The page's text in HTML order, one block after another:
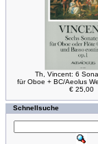
Th, Vincent: 6
für Oboe + BC/Aeolus
€ 25,00
Schnellsuche